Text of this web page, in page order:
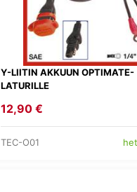
Y-LIITIN AKKUUN OPTIMATE-
LATURILLE
12,90 €
TEC-O01